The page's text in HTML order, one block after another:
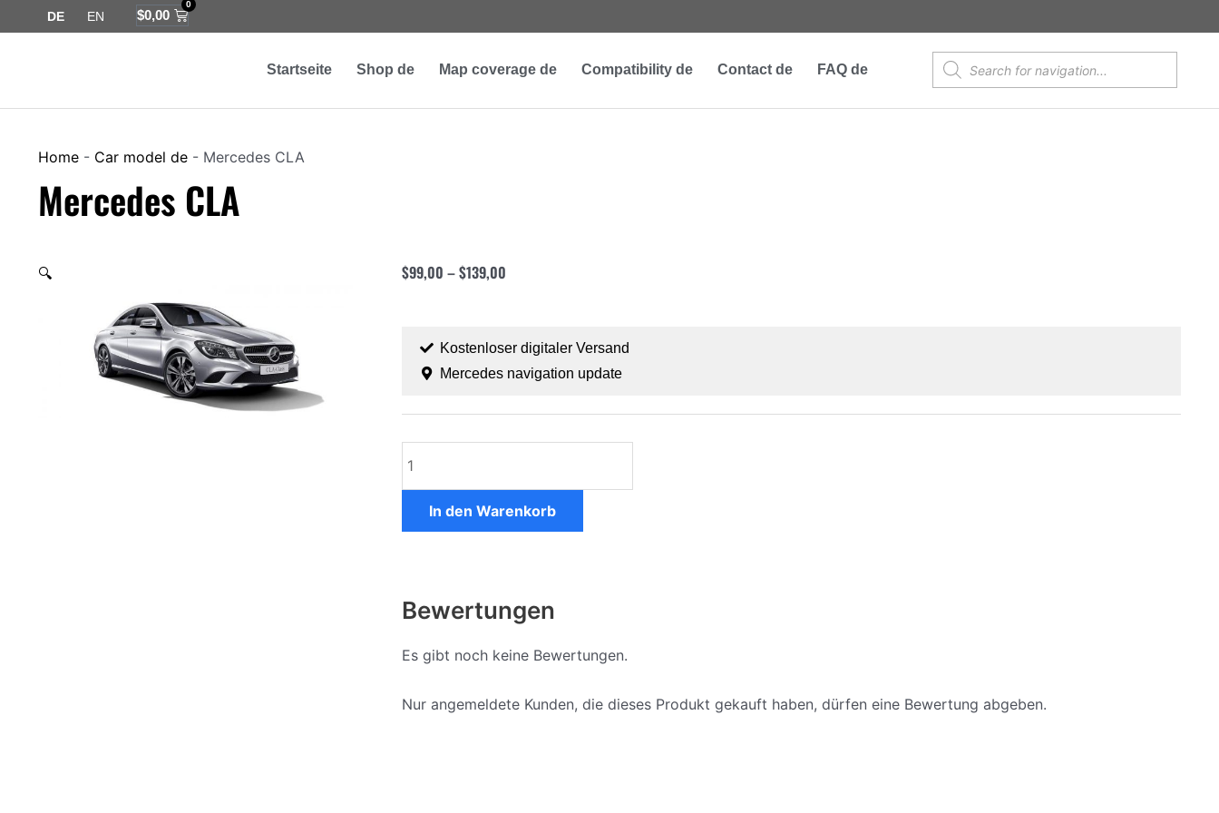
Inhalt
DE EN $0,00
0
Warenkorb
Startseite Shop de Map coverage de Compatibility de Contact de FAQ de
Products
search
Home - Car model de - Mercedes CLA
Mercedes CLA
🔍 $99,00 –$139,00
Kostenloser digitaler Versand
Mercedes navigation update
CLA
Menge
In den Warenkorb
Bewertungen
Es gibt noch keine Bewertungen.
Nur angemeldete Kunden, die dieses Produkt gekauft haben, dürfen eine Bewertung abgeben.